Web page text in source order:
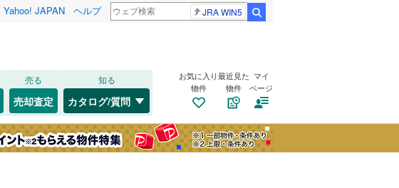
Yahoo! JAPAN ヘルプ JRA WIN5
売る
売却査定
知る
カタログ/質問
お気に入り
物件
最近見た
物件
マイ
ページ